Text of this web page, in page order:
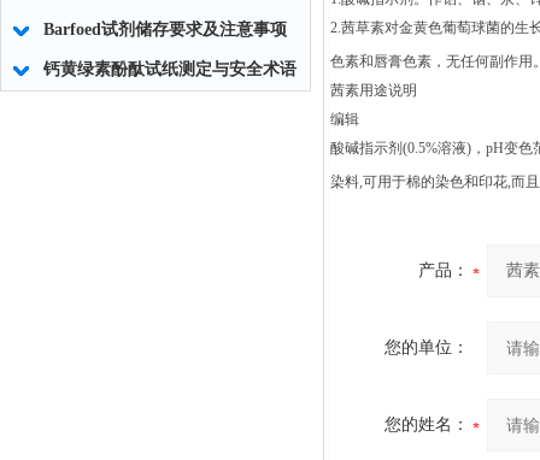
Barfoed试剂储存要求及注意事项
钙黄绿素酚酞试纸测定与安全术语
2.茜草素对金黄色葡萄球菌的生
色素和唇膏色素，无任何副作用
茜素用途说明
编辑
酸碱指示剂(0.5%溶液)，pH变
染料,可用于棉的染色和印花,而
产品：
您的单位：
您的姓名：